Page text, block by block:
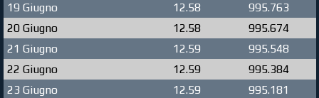
19 Giugno
12.58
995.763
20 Giugno
12.58
995.674
21 Giugno
12.59
995.548
22 Giugno
12.59
995.384
23 Giugno
12.59
995.181